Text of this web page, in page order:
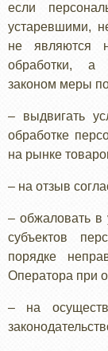
если
устаревшими,
не являются
обработки, а
законом меры
– выдвигать
обработке
на рынке
– на отзыв
– обжаловать в
субъектов
порядке
Оператора при
– на